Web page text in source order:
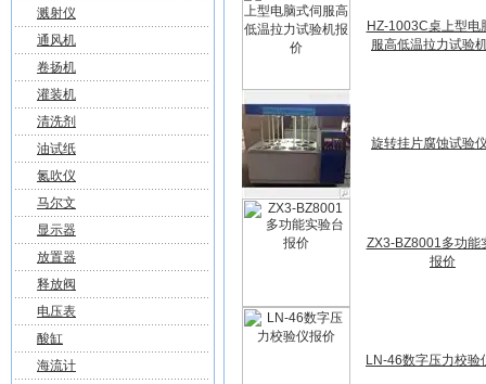
溅射仪
通风机
卷扬机
灌装机
清洗剂
油试纸
氮吹仪
马尔文
显示器
放置器
释放阀
电压表
酸缸
海流计
HZ-1003C桌上型电
服高低温拉力试验
旋转挂片腐蚀试验
ZX3-BZ8001多功能
报价
LN-46数字压力校验